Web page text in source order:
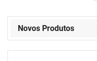
Novos Produtos